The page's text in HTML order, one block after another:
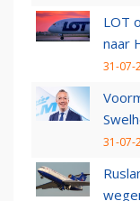
LOT
naar
31-07-
31-07-